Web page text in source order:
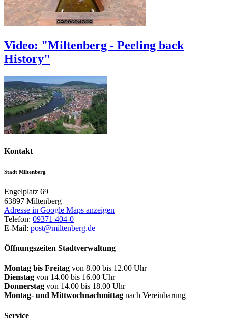
Video: "Miltenberg - Peeling back
History"
Kontakt
Stadt Miltenberg
Engelplatz 69
63897 Miltenberg
Adresse in Google Maps anzeigen
Telefon: 09371 404-0
E-Mail: post@miltenberg.de
Öffnungszeiten Stadtverwaltung
Montag bis Freitag von 8.00 bis 12.00 Uhr
Dienstag von 14.00 bis 16.00 Uhr
Donnerstag von 14.00 bis 18.00 Uhr
Montag- und Mittwochnachmittag nach Vereinbarung
Service